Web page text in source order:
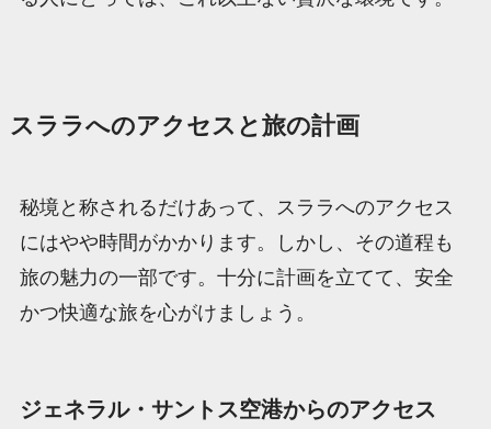
スララへのアクセスと旅の計画
秘境と称されるだけあって、スララへのアクセス
にはやや時間がかかります。しかし、その道程も
旅の魅力の一部です。十分に計画を立てて、安全
かつ快適な旅を心がけましょう。
ジェネラル・サントス空港からのアクセス